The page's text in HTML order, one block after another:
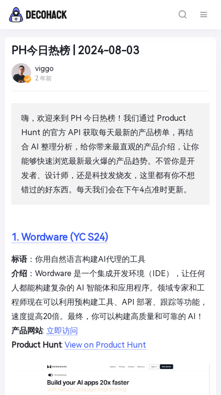
PH今日热榜 | 2024-08-03
viggo
2 年前
嗨，欢迎来到 PH 今日热榜！我们通过 Product
Hunt 的官方 API 获取每天最新的产品榜单，再结
合 AI 整理分析，给你带来最直观的产品介绍，让你
能够快速浏览最新最火爆的产品趋势。不管你是开
发者、设计师，还是科技发烧友，这里都有你不想
错过的好东西。每天我们会在下午4点准时更新。
1. Wordware (YC S24)
标语：你用自然语言构建AI代理的工具
介绍 ：Wordware 是一个集成开发环境（IDE），让任何
人都能构建复杂的 AI 智能体和应用程序。领域专家和工
程师现在可以利用预构建工具、API 部署、跟踪等功能，
速度提高20倍。最终，你可以构建高质量和可靠的 AI！
产品网站: 立即访问
Product Hunt: View on Product Hunt